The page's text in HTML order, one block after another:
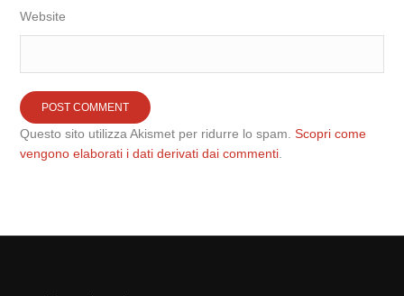
Website
Questo sito utilizza Akismet per ridurre lo spam.Scopri come
vengono elaborati i dati derivati dai commenti